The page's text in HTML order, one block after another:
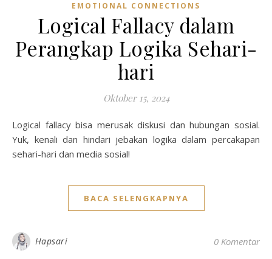
EMOTIONAL CONNECTIONS
Logical Fallacy dalam
Perangkap Logika Sehari-
hari
Oktober 15, 2024
Logical fallacy bisa merusak diskusi dan hubungan sosial.
Yuk, kenali dan hindari jebakan logika dalam percakapan
sehari-hari dan media sosial!
BACA SELENGKAPNYA
Hapsari 0 Komentar